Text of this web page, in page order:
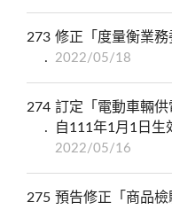
273 修正「度量衡業
2022/05/18
274 訂定「電動車輛
自111年1月1日生
2022/05/16
275 預告修正「商品